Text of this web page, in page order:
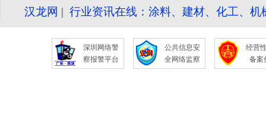
汉龙网 | 行业资讯在线：涂料、建材、化工、
深圳网络警
察报警平台
公共信息安
全网络监察
经营
备案